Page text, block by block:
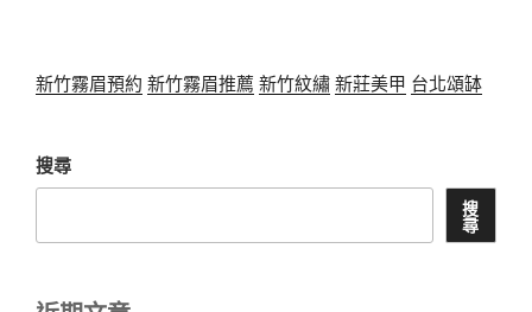
新竹霧眉預約 新竹霧眉推薦 新竹紋繡新莊美甲 台北頌缽
搜尋
搜
尋